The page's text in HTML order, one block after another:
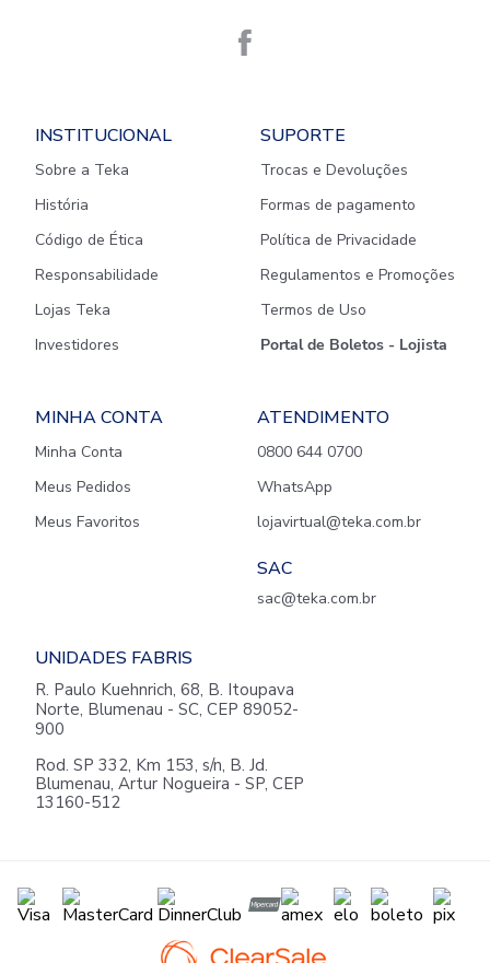
INSTITUCIONAL
Sobre a Teka
História
Código de Ética
Responsabilidade
Lojas Teka
Investidores
SUPORTE
Trocas e Devoluções
Formas de pagamento
Política de Privacidade
Regulamentos e Promoções
Termos de Uso
Portal de Boletos - Lojista
MINHA CONTA
Minha Conta
Meus Pedidos
Meus Favoritos
ATENDIMENTO
0800 644 0700
WhatsApp
lojavirtual@teka.com.br
SAC
sac@teka.com.br
UNIDADES FABRIS
R. Paulo Kuehnrich, 68, B. Itoupava
Norte, Blumenau - SC, CEP 89052-
900
Rod. SP 332, Km 153, s/n, B. Jd.
Blumenau, Artur Nogueira - SP, CEP
13160-512